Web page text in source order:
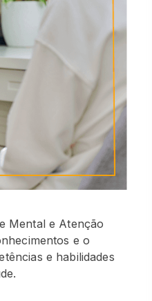
Mental e Atenção
e o
e habilidades